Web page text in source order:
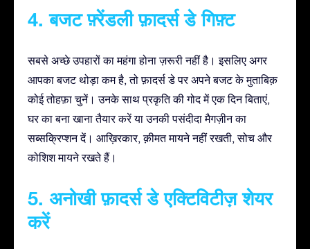
4. बजट फ़्रेंडली फ़ादर्स डे गिफ़्ट
सबसे अच्छे उपहारों का महंगा होना ज़रूरी नहीं है। इसलिए अगर
आपका बजट थोड़ा कम है, तो फ़ादर्स डे पर अपने बजट के मुताबिक़
कोई तोहफ़ा चुनें। उनके साथ प्रकृति की गोद में एक दिन बिताएं,
घर का बना खाना तैयार करें या उनकी पसंदीदा मैगज़ीन का
सब्सक्रिप्शन दें। आख़िरकार, क़ीमत मायने नहीं रखती, सोच और
कोशिश मायने रखते हैं।
5. अनोखी फ़ादर्स डे एक्टिविटीज़ शेयर
करें